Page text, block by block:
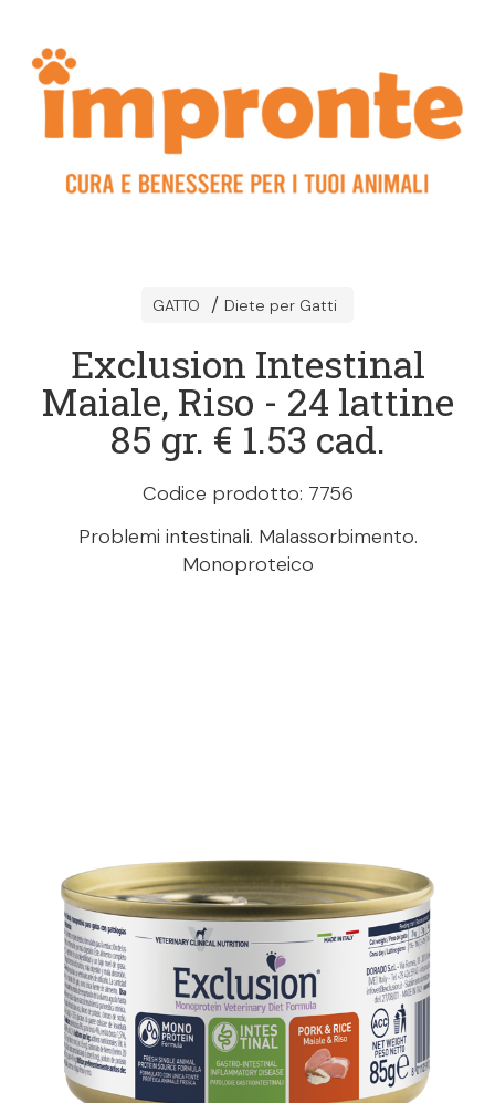
GATTO Diete per Gatti
Exclusion Intestinal
Maiale, Riso - 24 lattine
85 gr. € 1.53 cad.
Codice prodotto: 7756
Problemi intestinali. Malassorbimento.
Monoproteico